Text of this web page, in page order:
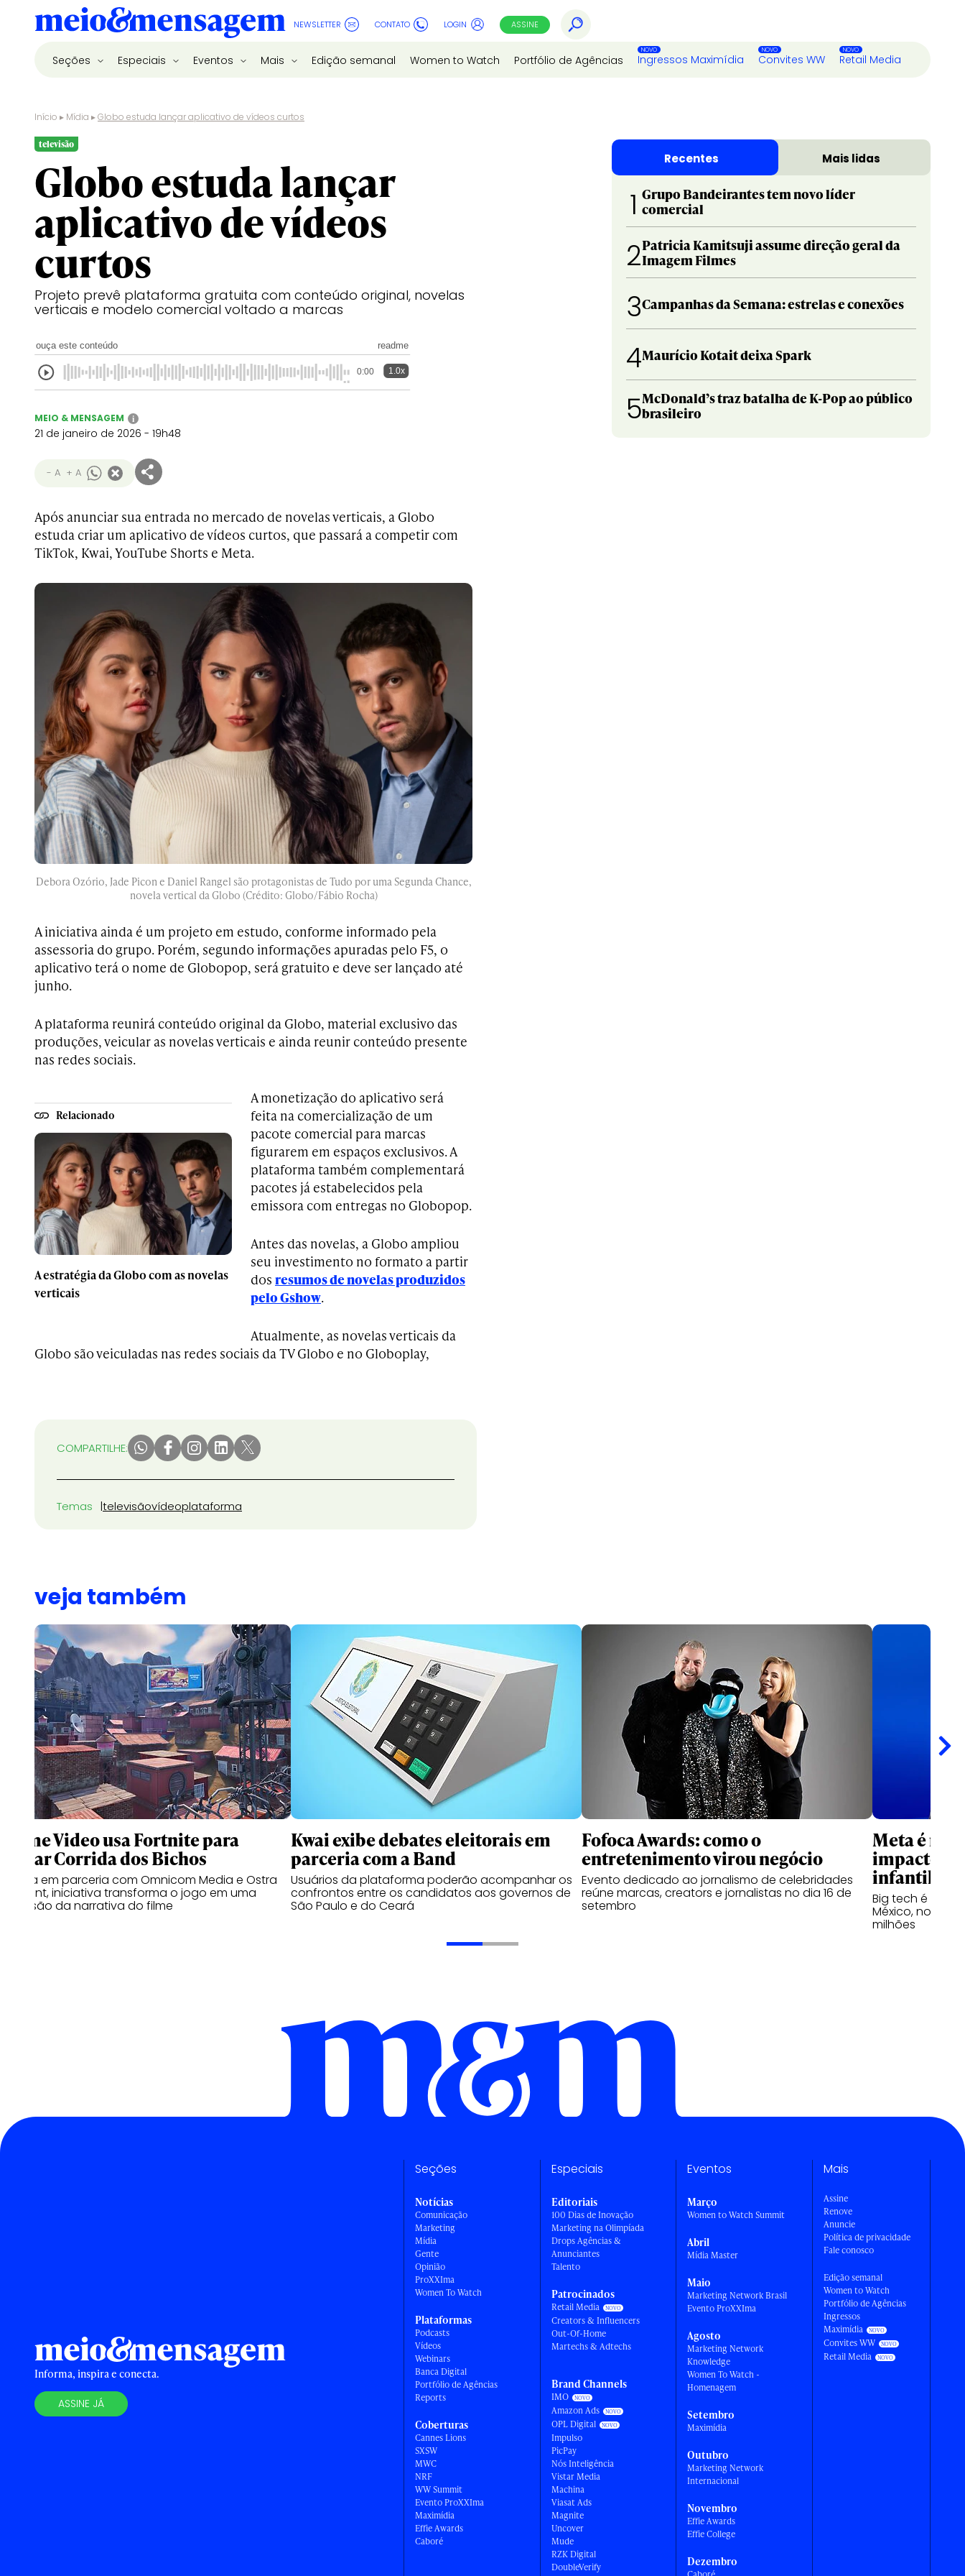
NEWSLETTER CONTATO LOGIN ASSINE
Seções Especiais Eventos Mais Edição semanal Women to Watch Portfólio de Agências Ingressos Maximídia Convites WW Retail Media
Início ▸ Mídia ▸Globo estuda lançar aplicativo de vídeos curtos
televisão
Globo estuda lançar
aplicativo de vídeos
curtos
Projeto prevê plataforma gratuita com conteúdo original, novelas
verticais e modelo comercial voltado a marcas
ouça este conteúdo readme
0:00 1.0x
MEIO & MENSAGEM i
21 de janeiro de 2026 - 19h48
- A + A
Após anunciar sua entrada no mercado de novelas verticais, a Globo
estuda criar um aplicativo de vídeos curtos, que passará a competir com
TikTok, Kwai, YouTube Shorts e Meta.
Debora Ozório, Jade Picon e Daniel Rangel são protagonistas de Tudo por uma Segunda Chance,
novela vertical da Globo (Crédito: Globo/Fábio Rocha)
A iniciativa ainda é um projeto em estudo, conforme informado pela
assessoria do grupo. Porém, segundo informações apuradas pelo F5, o
aplicativo terá o nome de Globopop, será gratuito e deve ser lançado até
junho.
A plataforma reunirá conteúdo original da Globo, material exclusivo das
produções, veicular as novelas verticais e ainda reunir conteúdo presente
nas redes sociais.
Relacionado
A estratégia da Globo com as novelas
verticais
A monetização do aplicativo será
feita na comercialização de um
pacote comercial para marcas
figurarem em espaços exclusivos. A
plataforma também complementará
pacotes já estabelecidos pela
emissora com entregas no Globopop.
Antes das novelas, a Globo ampliou
seu investimento no formato a partir
dos resumos de novelas produzidos
pelo Gshow.
Atualmente, as novelas verticais da
Globo são veiculadas nas redes sociais da TV Globo e no Globoplay,
COMPARTILHE:
Temas televisãovídeoplataforma
Recentes Mais lidas
1 Grupo Bandeirantes tem novo líder
comercial
2Patricia Kamitsuji assume direção geral da
Imagem Filmes
3Campanhas da Semana: estrelas e conexões
4Maurício Kotait deixa Spark
5McDonald’s traz batalha de K-Pop ao público
brasileiro
veja também
Prime Video usa Fortnite para
lançar Corrida dos Bichos
Criada em parceria com Omnicom Media e Ostra
Content, iniciativa transforma o jogo em uma
extensão da narrativa do filme
Kwai exibe debates eleitorais em
parceria com a Band
Usuários da plataforma poderão acompanhar os
confrontos entre os candidatos aos governos de
São Paulo e do Ceará
Fofoca Awards: como o
entretenimento virou negócio
Evento dedicado ao jornalismo de celebridades
reúne marcas, creators e jornalistas no dia 16 de
setembro
Meta é
impactos
infantil
Big tech é
México, nos
milhões
Informa, inspira e conecta.
ASSINE JÁ
Seções
Notícias
Comunicação
Marketing
Mídia
Gente
Opinião
ProXXIma
Women To Watch
Plataformas
Podcasts
Vídeos
Webinars
Banca Digital
Portfólio de Agências
Reports
Coberturas
Cannes Lions
SXSW
MWC
NRF
WW Summit
Evento ProXXIma
Maximídia
Effie Awards
Caboré
Especiais
Editoriais
100 Dias de Inovação
Marketing na Olimpíada
Drops Agências &
Anunciantes
Talento
Patrocinados
Retail Media
Creators & Influencers
Out-Of-Home
Martechs & Adtechs
Brand Channels
IMO
Amazon Ads
OPL Digital
Impulso
PicPay
Nós Inteligência
Vistar Media
Machina
Viasat Ads
Magnite
Uncover
Mude
RZK Digital
DoubleVerify
Eventos
Março
Women to Watch Summit
Abril
Mídia Master
Maio
Marketing Network Brasil
Evento ProXXIma
Agosto
Marketing Network
Knowledge
Women To Watch -
Homenagem
Setembro
Maximídia
Outubro
Marketing Network
Internacional
Novembro
Effie Awards
Effie College
Dezembro
Mais
Assine
Renove
Anuncie
Política de privacidade
Fale conosco
Edição semanal
Women to Watch
Portfólio de Agências
Ingressos
Maximídia
Convites WW
Retail Media